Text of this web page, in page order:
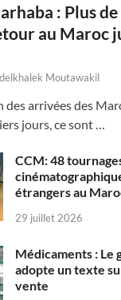
: Plus
au Maroc
Moutawakil
des arrivées des
jours, ce sont …
CCM: 48
étrangers au
29 juillet 2026
Médicaments : Le
adopte un texte
vente